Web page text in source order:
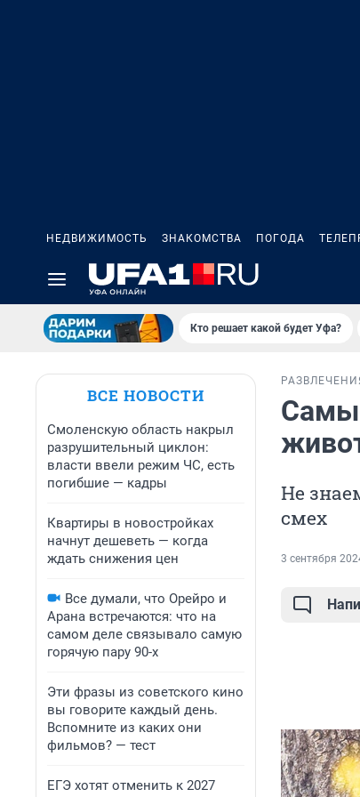
НЕДВИЖИМОСТЬ ЗНАКОМСТВА ПОГОДА
Кто решает какой будет Уфа?
ВСЕ НОВОСТИ
Смоленскую область накрыл
разрушительный циклон:
власти ввели режим ЧС, есть
погибшие — кадры
Квартиры в новостройках
начнут дешеветь — когда
ждать снижения цен
Все думали, что Орейро и
Арана встречаются: что на
самом деле связывало самую
горячую пару 90-х
Эти фразы из советского кино
вы говорите каждый день.
Вспомните из каких они
фильмов? — тест
ЕГЭ хотят отменить к 2027
Не
смех
3 сентября